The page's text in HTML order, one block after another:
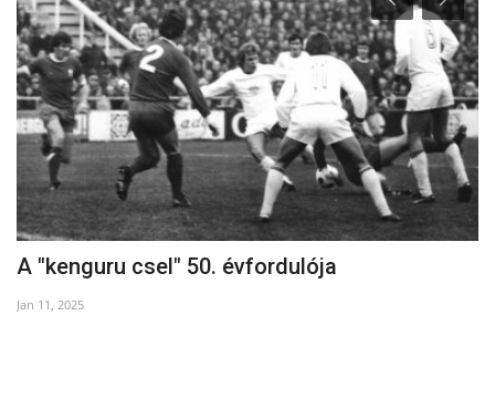
A "kenguru csel" 50. évfordulója
Jan 11, 2025